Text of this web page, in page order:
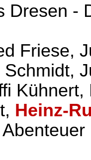
Dresen -
Friese,
Schmidt,
Heinz-